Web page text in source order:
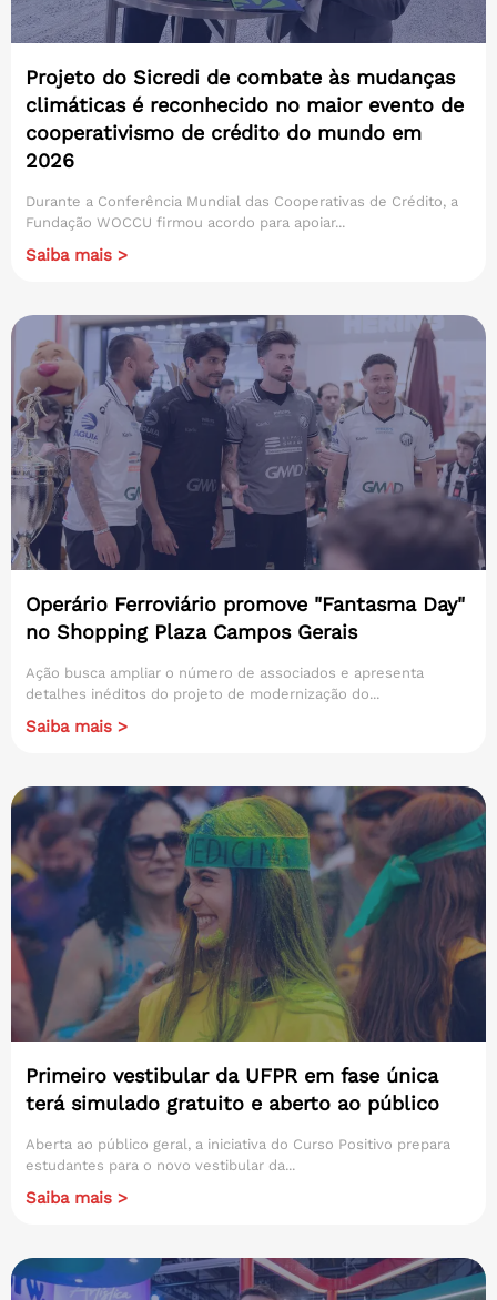
Projeto do Sicredi de combate às mudanças
climáticas é reconhecido no maior evento de
cooperativismo de crédito do mundo em
2026
Durante a Conferência Mundial das Cooperativas de Crédito, a
Fundação WOCCU firmou acordo para apoiar...
Saiba mais >
Operário Ferroviário promove "Fantasma Day"
no Shopping Plaza Campos Gerais
Ação busca ampliar o número de associados e apresenta
detalhes inéditos do projeto de modernização do...
Saiba mais >
Primeiro vestibular da UFPR em fase única
terá simulado gratuito e aberto ao público
Aberta ao público geral, a iniciativa do Curso Positivo prepara
estudantes para o novo vestibular da...
Saiba mais >